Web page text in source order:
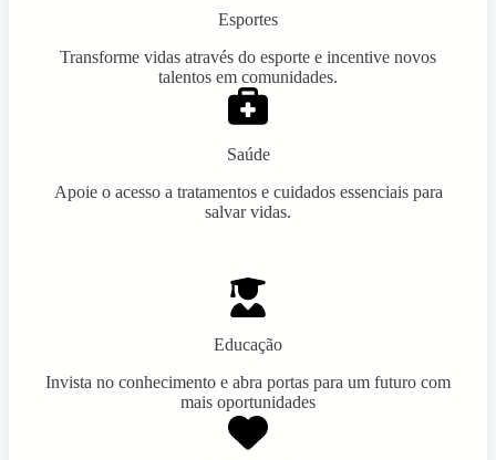
Esportes
Transforme vidas através do esporte e incentive novos
talentos em comunidades.
Saúde
Apoie o acesso a tratamentos e cuidados essenciais para
salvar vidas.
Educação
Invista no conhecimento e abra portas para um futuro com
mais oportunidades